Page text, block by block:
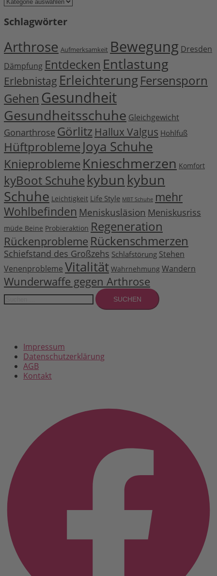
Schlagwörter
Arthrose Aufmerksamkeit Bewegung Dresden
Dämpfung Entdecken Entlastung
Erlebnistag ErleichterungFersensporn
Gehen Gesundheit
Gesundheitsschuhe Gleichgewicht
Gonarthrose Görlitz Hallux Valgus Hohlfuß
Hüftprobleme Joya Schuhe
Knieprobleme Knieschmerzen Komfort
kyBoot Schuhe kybun kybun
Schuhe Leichtigkeit Life Style MBT Schuhe mehr
Wohlbefinden Meniskusläsion Meniskusriss
müde Beine Probieraktion Regeneration
Rückenprobleme Rückenschmerzen
Schiefstand des Großzehs Schlafstörung Stehen
Venenprobleme Vitalität Wahrnehmung Wandern
Wunderwaffe gegen Arthrose
Suchen
Impressum
Datenschutzerklärung
AGB
Kontakt